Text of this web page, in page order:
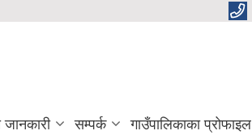
सम्पर्क गाउँपालिकाका प्रोफाइल